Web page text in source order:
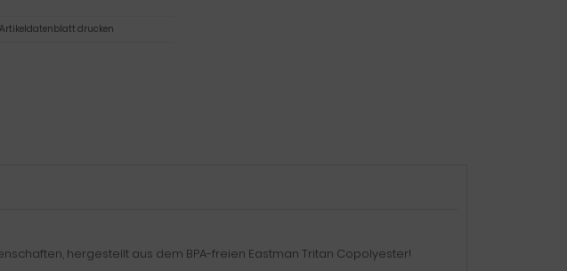
Artikeldatenblatt drucken
hergestellt aus dem BPA-freien Eastman Tritan Copolyester!